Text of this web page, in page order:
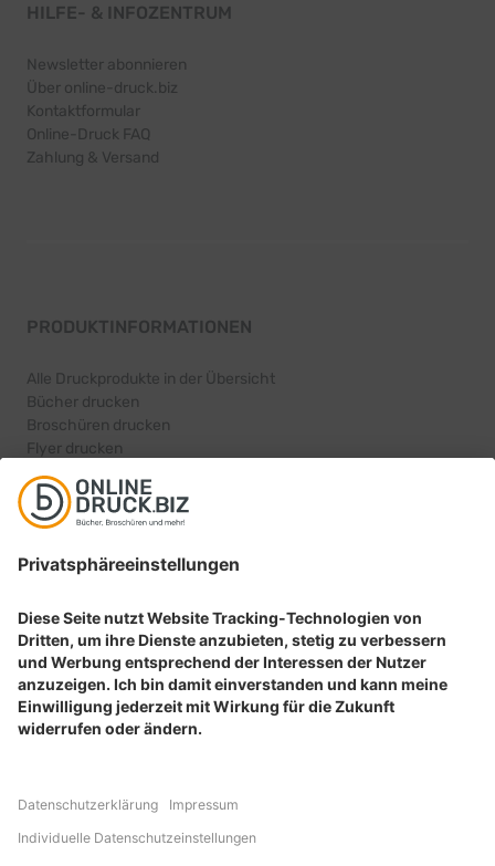
HILFE- & INFOZENTRUM
Newsletter abonnieren
Über online-druck.biz
Kontaktformular
Online-Druck FAQ
Zahlung & Versand
PRODUKTINFORMATIONEN
Alle Druckprodukte in der Übersicht
Bücher drucken
Broschüren drucken
Flyer drucken
Karten drucken
BELIEBTE PRODUKTKATEGORIEN
Aufkleber drucken
Etiketten drucken
Geschenkideen drucken